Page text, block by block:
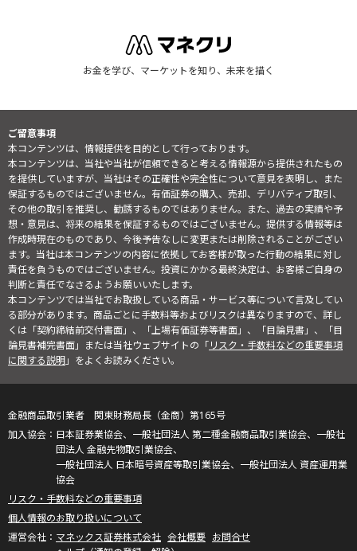
お金を学び、マーケットを知り、未来を描く
ご留意事項
本コンテンツは、情報提供を目的として行っております。
本コンテンツは、当社や当社が信頼できると考える情報源から提供されたもの
を提供していますが、当社はその正確性や完全性について意見を表明し、また
保証するものではございません。有価証券の購入、売却、デリバティブ取引、
その他の取引を推奨し、勧誘するものではありません。また、過去の実績や予
想・意見は、将来の結果を保証するものではございません。提供する情報等は
作成時現在のものであり、今後予告なしに変更または削除されることがござい
ます。当社は本コンテンツの内容に依拠してお客様が取った行動の結果に対し
責任を負うものではございません。投資にかかる最終決定は、お客様ご自身の
判断と責任でなさるようお願いいたします。
本コンテンツでは当社でお取扱している商品・サービス等について言及してい
る部分があります。商品ごとに手数料等およびリスクは異なりますので、詳し
くは「契約締結前交付書面」、「上場有価証券等書面」、「目論見書」、「目
論見書補完書面」または当社ウェブサイトの「リスク・手数料などの重要事項
に関する説明」をよくお読みください。
金融商品取引業者 関東財務局長（金商）第165号
日本証券業協会、一般社団法人 第二種金融商品取引業協会、一般社
団法人 金融先物取引業協会、
一般社団法人 日本暗号資産等取引業協会、一般社団法人 資産運用業
協会
リスク・手数料などの重要事項
個人情報のお取り扱いについて
マネックス証券株式会社 会社概要 お問合せ